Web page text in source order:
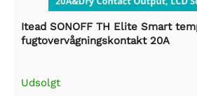
Itead SONOFF TH Elite Smart
fugtovervågningskontakt 20A
Udsolgt